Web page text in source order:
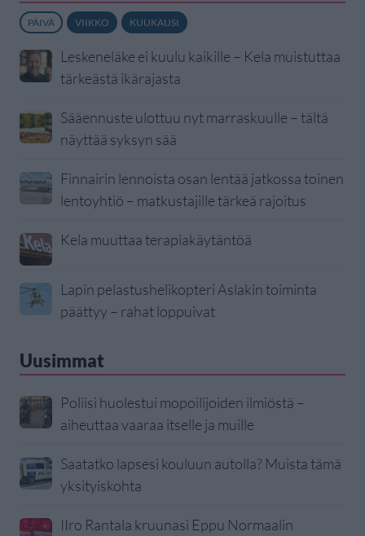
PÄIVÄ VIIKKO KUUKAUSI
Leskeneläke ei kuulu kaikille – Kela muistuttaa
tärkeästä ikärajasta
Sääennuste ulottuu nyt marraskuulle – tältä
näyttää syksyn sää
Finnairin lennoista osan lentää jatkossa toinen
lentoyhtiö – matkustajille tärkeä rajoitus
Kela muuttaa terapiakäytäntöä
Lapin pelastushelikopteri Aslakin toiminta
päättyy – rahat loppuivat
Uusimmat
Poliisi huolestui mopoilijoiden ilmiöstä –
aiheuttaa vaaraa itselle ja muille
Saatatko lapsesi kouluun autolla? Muista tämä
yksityiskohta
IIro Rantala kruunasi Eppu Normaalin